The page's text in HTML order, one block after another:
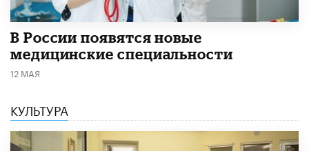
В России появятся новые
медицинские специальности
12 МАЯ
КУЛЬТУРА